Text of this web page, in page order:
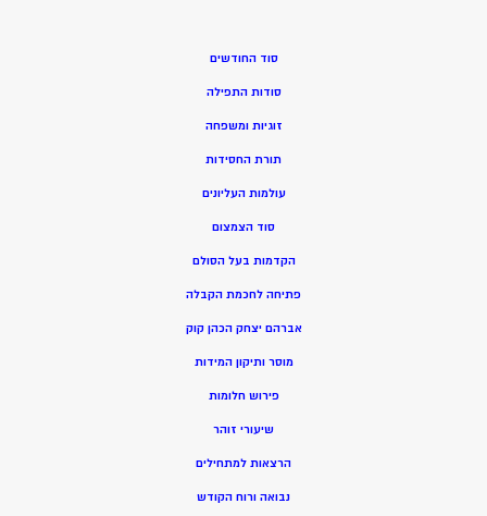
סוד החודשים
סודות התפילה
זוגיות ומשפחה
תורת החסידות
עולמות העליונים
סוד הצמצום
הקדמות בעל הסולם
פתיחה לחכמת הקבלה
אברהם יצחק הכהן קוק
מוסר ותיקון המידות
פירוש חלומות
שיעורי זוהר
הרצאות למתחילים
נבואה ורוח הקודש